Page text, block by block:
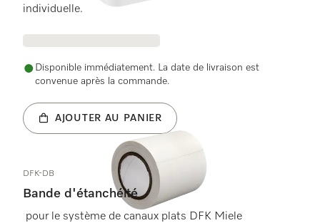
individuelle.
Disponible immédiatement. La date de livraison est
convenue après la commande.
AJOUTER AU PANIER
DFK-DB
Bande d'étanchéité
pour le système de canaux plats DFK Miele